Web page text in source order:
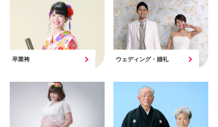
卒業袴 ウェディング・婚礼